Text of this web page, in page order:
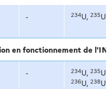
- 234U, 235U,
en fonctionnement de
- 234U, 235U,
236U, 238U